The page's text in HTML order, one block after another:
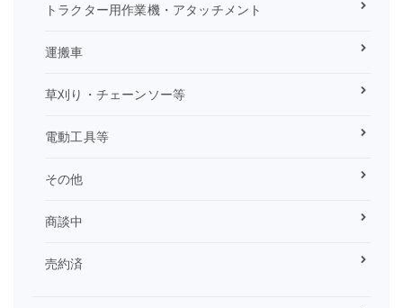
トラクター用作業機・アタッチメント
運搬車
草刈り・チェーンソー等
電動工具等
その他
商談中
売約済